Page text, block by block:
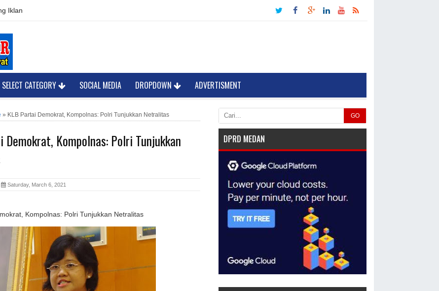
Iklan
SELECT CATEGORY SOCIAL MEDIA DROPDOWN ADVERTISMENT
» KLB Partai Demokrat, Kompolnas: Polri Tunjukkan Netralitas
Demokrat, Kompolnas: Polri Tunjukkan
Saturday, March 6, 2021
Kompolnas: Polri Tunjukkan Netralitas
GO
DPRD MEDAN